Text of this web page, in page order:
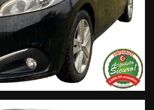
e leggi le recensioni che
nostri clienti:
dove
auto aggiornato, maggiori foto e
i nostri servizi e la nostra storia.